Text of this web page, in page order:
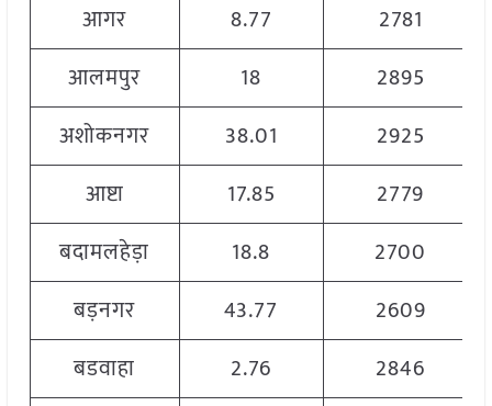
आगर 8.77
2781
आलमपुर
18
2895
अशोकनगर
38.01
2925
आष्टा
17.85
2779
बदामलहेड़ा
18.8
2700
बड़नगर
43.77
2609
बडवाहा
2.76
2846